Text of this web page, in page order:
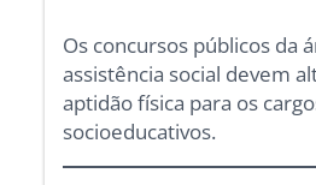
Os concursos públicos da
assistência social devem
aptidão física para os
socioeducativos.